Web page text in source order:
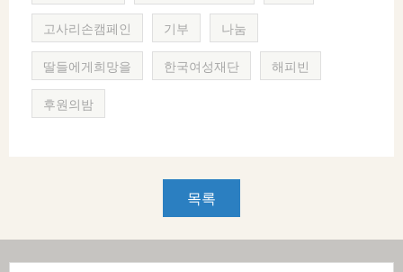
고사리손캠페인 기부 나눔
딸들에게희망을 한국여성재단 해피빈
후원의밤
목록